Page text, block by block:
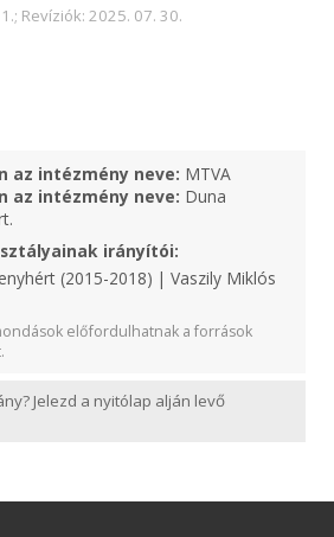
Revíziók: 2025. 07. 30.
az intézmény neve: MTVA
az intézmény neve: Duna
irányítói:
(2015-2018) | Vaszily Miklós
előfordulhatnak a források
Jelezd a nyitólap alján levő